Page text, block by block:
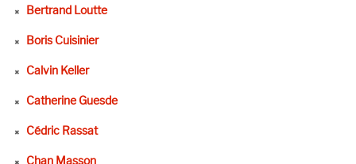
Bertrand Loutte
Boris Cuisinier
Calvin Keller
Catherine Guesde
Cédric Rassat
Chan Masson